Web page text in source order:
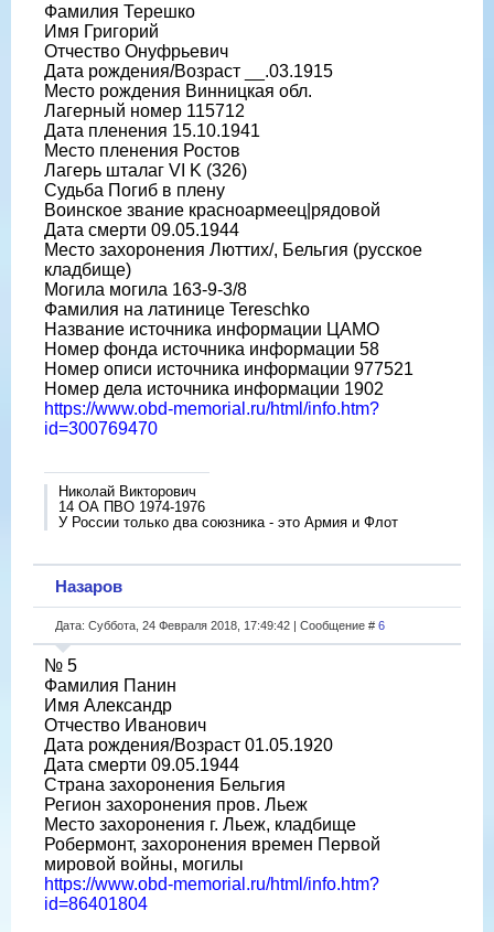
Фамилия Терешко
Имя Григорий
Отчество Онуфрьевич
Дата рождения/Возраст __.03.1915
Место рождения Винницкая обл.
Лагерный номер 115712
Дата пленения 15.10.1941
Место пленения Ростов
Лагерь шталаг VI K (326)
Судьба Погиб в плену
Воинское звание красноармеец|рядовой
Дата смерти 09.05.1944
Место захоронения Люттих/, Бельгия (русское
кладбище)
Могила могила 163-9-3/8
Фамилия на латинице Tereschko
Название источника информации ЦАМО
Номер фонда источника информации 58
Номер описи источника информации 977521
Номер дела источника информации 1902
https://www.obd-memorial.ru/html/info.htm?
id=300769470
Николай Викторович
14 ОА ПВО 1974-1976
У России только два союзника - это Армия и Флот
Назаров
Дата: Суббота, 24 Февраля 2018, 17:49:42 | Сообщение # 6
№ 5
Фамилия Панин
Имя Александр
Отчество Иванович
Дата рождения/Возраст 01.05.1920
Дата смерти 09.05.1944
Страна захоронения Бельгия
Регион захоронения пров. Льеж
Место захоронения г. Льеж, кладбище
Робермонт, захоронения времен Первой
мировой войны, могилы
https://www.obd-memorial.ru/html/info.htm?
id=86401804